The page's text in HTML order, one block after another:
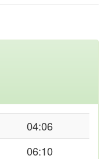
04:06
06:10